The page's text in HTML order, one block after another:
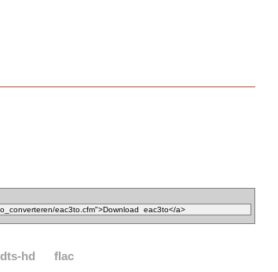
dts-hd flac